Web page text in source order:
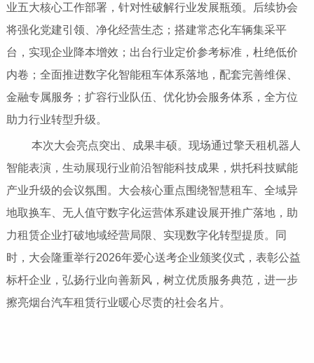
业五大核心工作部署，针对性破解行业发展瓶颈。后续协会
将强化党建引领、净化经营生态；搭建常态化车辆集采平
台，实现企业降本增效；出台行业定价参考标准，杜绝低价
内卷；全面推进数字化智能租车体系落地，配套完善维保、
金融专属服务；扩容行业队伍、优化协会服务体系，全方位
助力行业转型升级。
本次大会亮点突出、成果丰硕。现场通过擎天租机器人
智能表演，生动展现行业前沿智能科技成果，烘托科技赋能
产业升级的会议氛围。大会核心重点围绕智慧租车、全域异
地取换车、无人值守数字化运营体系建设展开推广落地，助
力租赁企业打破地域经营局限、实现数字化转型提质。同
时，大会隆重举行2026年爱心送考企业颁奖仪式，表彰公益
标杆企业，弘扬行业向善新风，树立优质服务典范，进一步
擦亮烟台汽车租赁行业暖心尽责的社会名片。